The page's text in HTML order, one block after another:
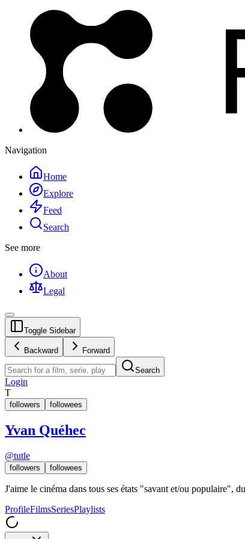
Navigation
Home
Explore
Feed
Search
See more
About
Legal
Toggle Sidebar
Backward Forward
Search
Login
T
followers followees
Yvan Quéhec
@tutle
followers followees
J'aime le cinéma dans tous ses états "savant et/ou populaire",
ProfileFilmsSeriesPlaylists